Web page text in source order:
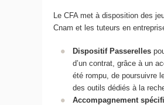
Le CFA met à disposition des
Cnam et les tuteurs en
Dispositif Passerelles
d’un contrat, grâce à un
été rompu, de poursuivre
des outils dédiés à la
Accompagnement